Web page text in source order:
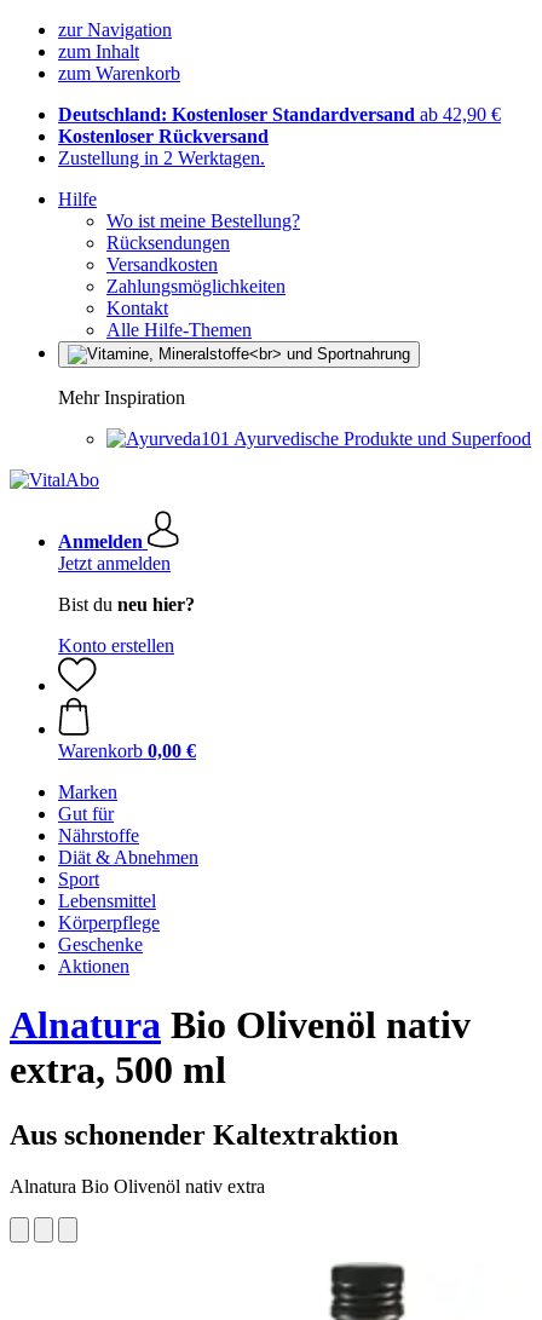
zur Navigation
zum Inhalt
zum Warenkorb
Deutschland: Kostenloser Standardversand ab 42,90 €
Kostenloser Rückversand
Zustellung in 2 Werktagen.
Hilfe
Wo ist meine Bestellung?
Rücksendungen
Versandkosten
Zahlungsmöglichkeiten
Kontakt
Alle Hilfe-Themen
Mehr Inspiration
Ayurvedische Produkte und Superfood
Anmelden
Jetzt anmelden
Bist du neu hier?
Konto erstellen
Warenkorb 0,00 €
Marken
Gut für
Nährstoffe
Diät & Abnehmen
Sport
Lebensmittel
Körperpflege
Geschenke
Aktionen
Alnatura Bio Olivenöl nativ
extra, 500 ml
Aus schonender Kaltextraktion
Alnatura Bio Olivenöl nativ extra